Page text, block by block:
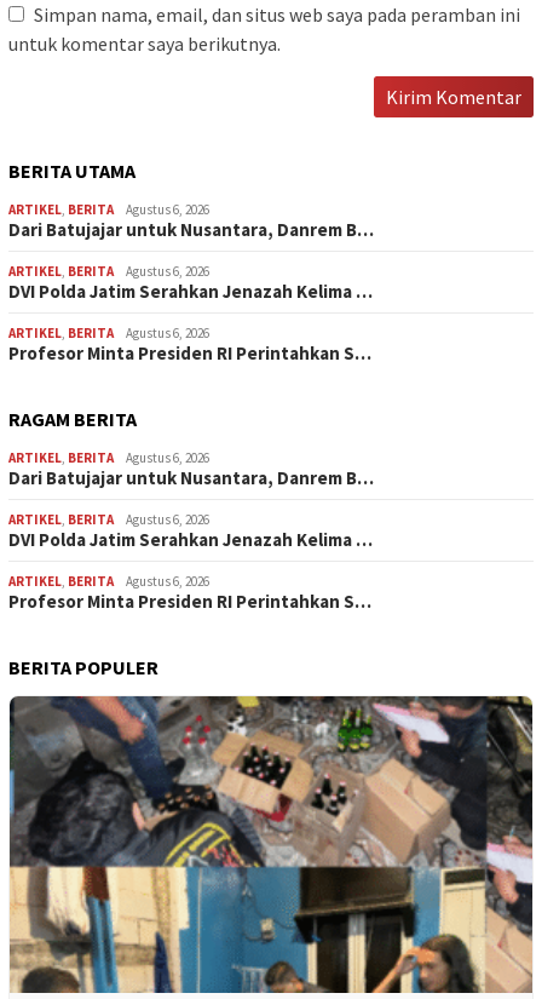
Simpan nama, email, dan situs web saya pada peramban ini
untuk komentar saya berikutnya.
BERITA UTAMA
ARTIKEL BERITA Agustus 6, 2026
Dari Batujajar untuk Nusantara, Danrem B…
ARTIKEL BERITA Agustus 6, 2026
DVI Polda Jatim Serahkan Jenazah Kelima …
ARTIKEL BERITA Agustus 6, 2026
Profesor Minta Presiden RI Perintahkan S…
RAGAM BERITA
ARTIKEL BERITA Agustus 6, 2026
Dari Batujajar untuk Nusantara, Danrem B…
ARTIKEL BERITA Agustus 6, 2026
DVI Polda Jatim Serahkan Jenazah Kelima …
ARTIKEL BERITA Agustus 6, 2026
Profesor Minta Presiden RI Perintahkan S…
BERITA POPULER